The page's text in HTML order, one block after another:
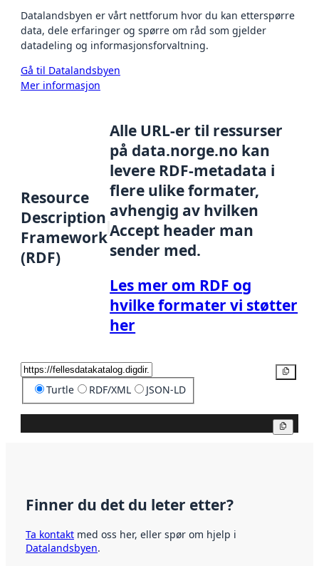
Datalandsbyen er vårt nettforum hvor du kan etterspørre
data, dele erfaringer og spørre om råd som gjelder
datadeling og informasjonsforvaltning.
Gå til Datalandsbyen
Mer informasjon
Resource
Description
Framework
(RDF)
Alle URL-er til ressurser
på data.norge.no kan
levere RDF-metadata i
flere ulike formater,
avhengig av hvilken
Accept header man
sender med.
Les mer om RDF og
hvilke formater vi støtter
her
Turtle RDF/XML JSON-LD
Finner du det du leter etter?
Ta kontakt med oss her, eller spør om hjelp i
Datalandsbyen.